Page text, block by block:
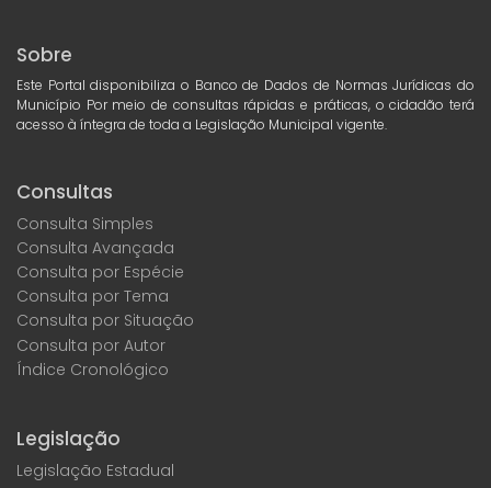
Sobre
Este Portal disponibiliza o Banco de Dados de Normas Jurídicas do
Município Por meio de consultas rápidas e práticas, o cidadão terá
acesso à íntegra de toda a Legislação Municipal vigente.
Consultas
Consulta Simples
Consulta Avançada
Consulta por Espécie
Consulta por Tema
Consulta por Situação
Consulta por Autor
Índice Cronológico
Legislação
Legislação Estadual